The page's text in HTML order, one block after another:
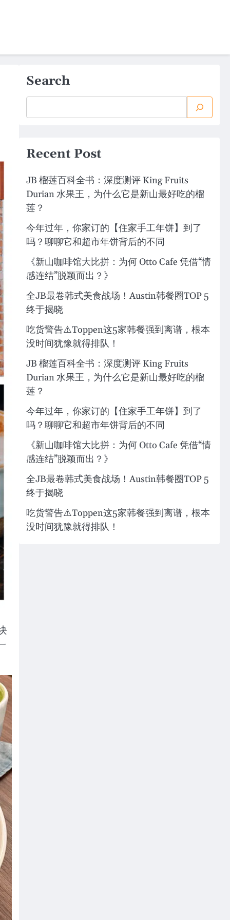
Search
Recent Post
JB 榴莲百科全书：深度测评 King Fruits
Durian 水果王，为什么它是新山最好吃的榴
莲？
今年过年，你家订的【住家手工年饼】到了
吗？聊聊它和超市年饼背后的不同
《新山咖啡馆大比拼：为何 Otto Cafe 凭借“情
感连结”脱颖而出？》
全JB最卷韩式美食战场！Austin韩餐圈TOP 5
终于揭晓
吃货警告⚠️Toppen这5家韩餐强到离谱，根本
没时间犹豫就得排队！
JB 榴莲百科全书：深度测评 King Fruits
Durian 水果王，为什么它是新山最好吃的榴
莲？
今年过年，你家订的【住家手工年饼】到了
吗？聊聊它和超市年饼背后的不同
《新山咖啡馆大比拼：为何 Otto Cafe 凭借“情
感连结”脱颖而出？》
全JB最卷韩式美食战场！Austin韩餐圈TOP 5
终于揭晓
吃货警告⚠️Toppen这5家韩餐强到离谱，根本
没时间犹豫就得排队！